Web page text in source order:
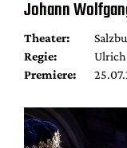
Johann
Theater:
Regie:
Ulrich
Premiere: